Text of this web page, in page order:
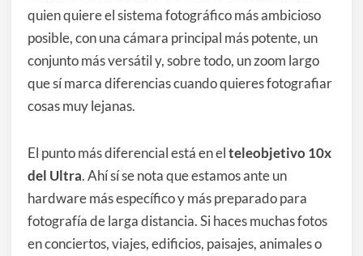
quien quiere el sistema fotográfico más ambicioso
posible, con una cámara principal más potente, un
conjunto más versátil y, sobre todo, un zoom largo
que sí marca diferencias cuando quieres fotografiar
cosas muy lejanas.
El punto más diferencial está en elteleobjetivo 10x
del Ultra. Ahí sí se nota que estamos ante un
hardware más específico y más preparado para
fotografía de larga distancia. Si haces muchas fotos
en conciertos, viajes, edificios, paisajes, animales o